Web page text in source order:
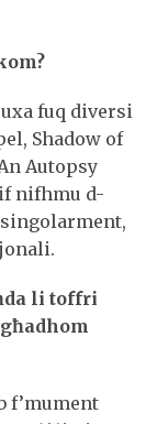
fuq diversi
Shadow of
Autopsy
nifhmu d-
li toffri
f’mument